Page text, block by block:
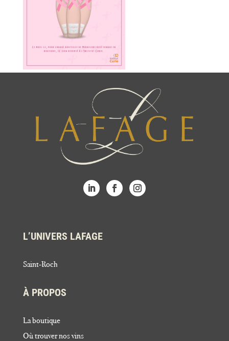
L’UNIVERS LAFAGE
Saint-Roch
À PROPOS
La boutique
Où trouver nos vins